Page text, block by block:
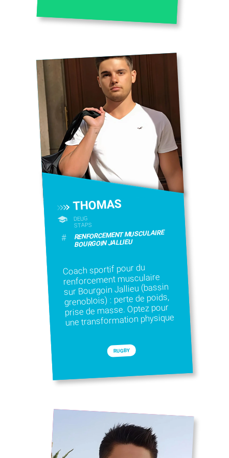
THOMAS
DEUG
STAPS
# RENFORCEMENT MUSCULAIRE
BOURGOIN JALLIEU
Coach sportif pour du
renforcement musculaire
sur Bourgoin Jallieu (bassin
grenoblois) : perte de poids,
prise de masse. Optez pour
une transformation physique
RUGBY